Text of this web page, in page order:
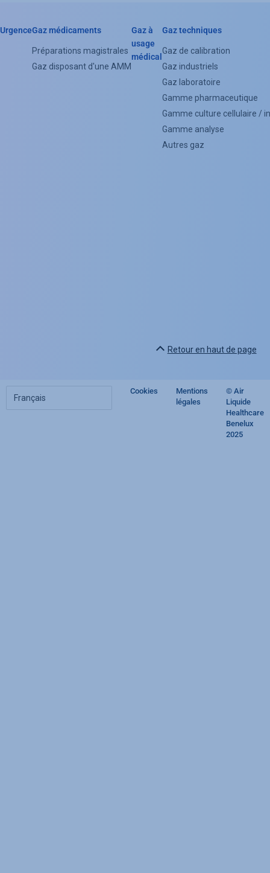
Header
Categorie
UrgenceGaz médicaments
Préparations magistrales
Gaz disposant d'une AMM
Gaz à
usage
médical
Gaz techniques
Gaz de calibration
Gaz industriels
Gaz laboratoire
Gamme pharmaceutique
Gamme culture cellulaire /
Gamme analyse
Autres gaz
Retour en haut de page
votre
Footer
Cookies
Mentions
légales
© Air
Liquide
Healthcare
Benelux
2025